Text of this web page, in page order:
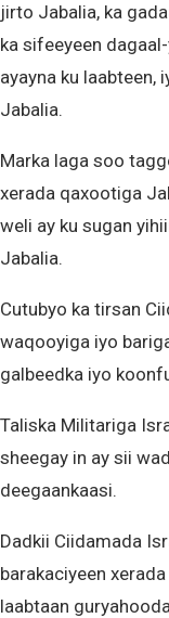
jirto Jabalia, ka
ka sifeeyeen
ayayna ku laabteen,
Jabalia.
Marka laga soo
xerada qaxootiga
weli ay ku sugan
Jabalia.
Cutubyo ka tirsan
waqooyiga iyo
galbeedka iyo
Taliska Militariga
sheegay in ay sii
deegaankaasi.
Dadkii Ciidamada
barakaciyeen
laabtaan